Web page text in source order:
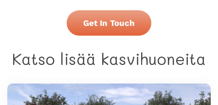
Get In Touch
Katso lisää kasvihuoneita